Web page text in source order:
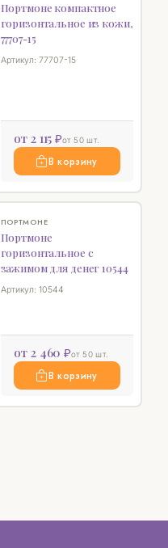
Портмоне компактное
горизонтальное из кожи,
77707-15
Артикул: 77707-15
от 2 115 ₽от 50 шт.
В корзину
ПОРТМОНЕ
Портмоне
горизонтальное с
зажимом для денег 10544
Артикул: 10544
от 2 460 ₽от 50 шт.
В корзину